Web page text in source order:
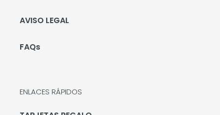
AVISO LEGAL
FAQs
ENLACES RÁPIDOS